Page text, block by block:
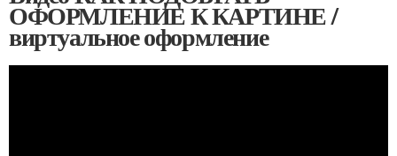
ОФОРМЛЕНИЕ К КАРТИНЕ /
виртуальное оформление